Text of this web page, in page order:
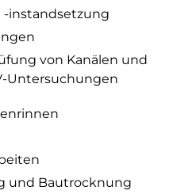
-instandsetzung
von Kanälen und
Untersuchungen
und Bautrocknung